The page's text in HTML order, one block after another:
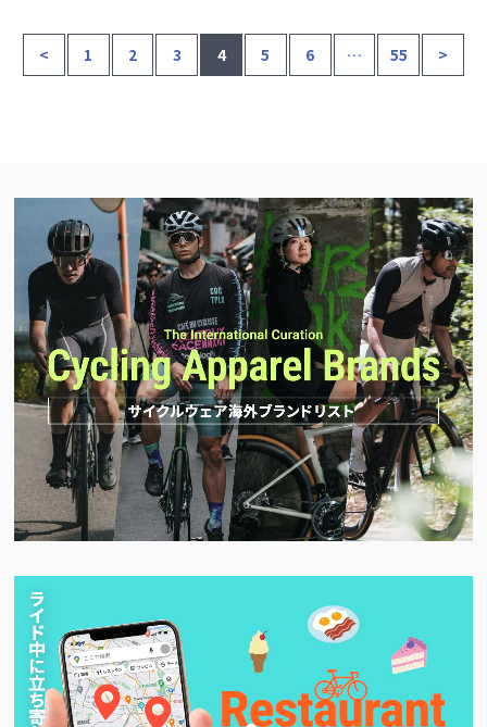
< 1 2 3 4 5 6 … 55 >